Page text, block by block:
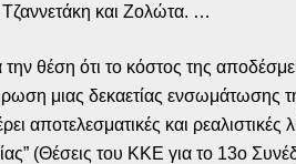
Τζαννετάκη και Ζολώτα. …
θέση ότι το κόστος της
μιας δεκαετίας ενσωμάτωσης
αποτελεσματικές και
(Θέσεις του ΚΚΕ για το 13ο